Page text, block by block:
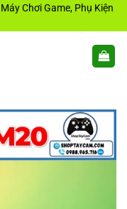
Chơi Game, Phụ Kiện